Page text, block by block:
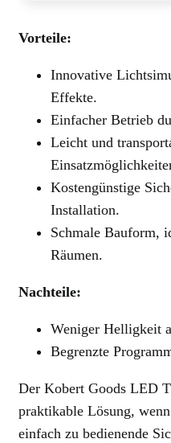
Vorteile:
Innovative
Effekte.
Einfacher Betrieb
Leicht und
Kostengünstige
Installation.
Schmale Bauform,
Räumen.
Nachteile:
Weniger Helligkeit
Begrenzte
Der Kobert Goods LED
praktikable Lösung,
einfach zu bedienende